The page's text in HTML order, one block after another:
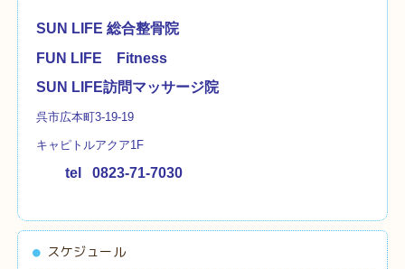
SUN LIFE 総合整骨院
FUN LIFE Fitness
SUN LIFE訪問マッサージ院
呉市広本町3-19-19
キャピトルアクア1F
tel 0823-71-7030
スケジュール